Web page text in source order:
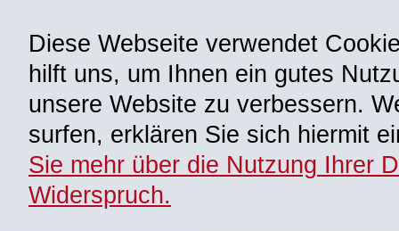
Diese Webseite verwendet
hilft uns, um Ihnen ein gutes
unsere Website zu verbessern.
surfen, erklären Sie sich hiermit
Sie mehr über die Nutzung Ihrer
Widerspruch.